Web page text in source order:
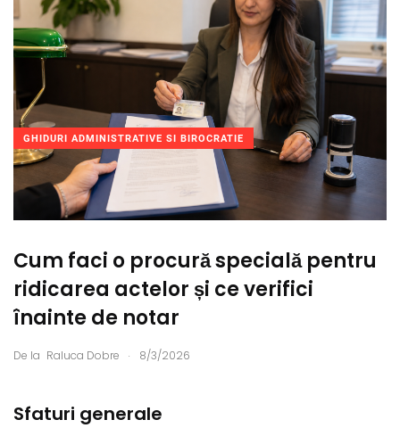
GHIDURI ADMINISTRATIVE SI BIROCRATIE
Cum faci o procură specială pentru
ridicarea actelor și ce verifici
înainte de notar
De la Raluca Dobre . 8/3/2026
Sfaturi generale